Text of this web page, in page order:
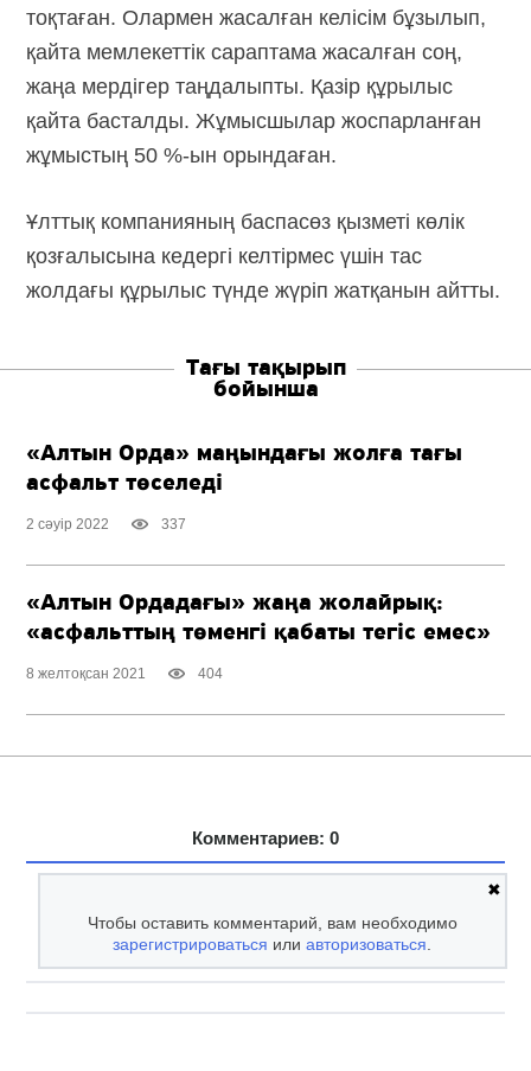
тоқтаған. Олармен жасалған келісім бұзылып,
қайта мемлекеттік сараптама жасалған соң,
жаңа мердігер таңдалыпты. Қазір құрылыс
қайта басталды. Жұмысшылар жоспарланған
жұмыстың 50 %-ын орындаған.
Ұлттық компанияның баспасөз қызметі көлік
қозғалысына кедергі келтірмес үшін тас
жолдағы құрылыс түнде жүріп жатқанын айтты.
Тағы тақырып
бойынша
«Алтын Орда» маңындағы жолға тағы
асфальт төселеді
2 сәуір 2022 337
«Алтын Ордадағы» жаңа жолайрық:
«асфальттың төменгі қабаты тегіс емес»
8 желтоқсан 2021 404
Комментариев: 0
✖
Чтобы оставить комментарий, вам необходимо
зарегистрироваться илиавторизоваться